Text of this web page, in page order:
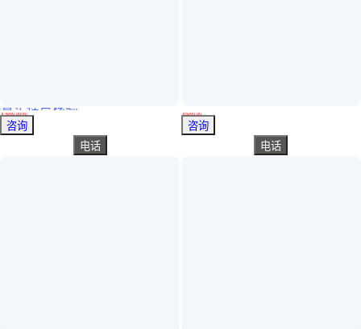
螺纹钢HRB400E盘螺直条 热轧带肋钢筋规格表 按需切割
真实性已核验
￥4200.00/吨
湖北武汉
咨询
电话
￥5200 .00
上海
咨询
电话